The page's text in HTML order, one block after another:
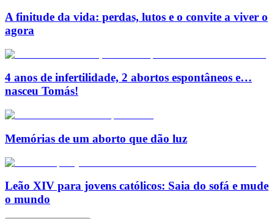
A finitude da vida: perdas, lutos e o convite a viver o
agora
4 anos de infertilidade, 2 abortos espontâneos e…
nasceu Tomás!
Memórias de um aborto que dão luz
Leão XIV para jovens católicos: Saia do sofá e mude
o mundo